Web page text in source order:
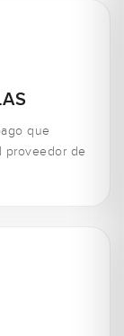
que
proveedor de